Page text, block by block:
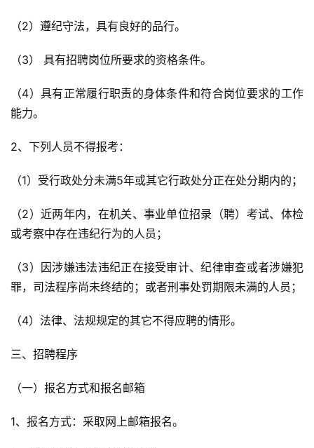
（2）遵纪守法，具有良好的品行。
（3） 具有招聘岗位所要求的资格条件。
（4）具有正常履行职责的身体条件和符合岗位要求的工作
能力。
2、下列人员不得报考：
（1）受行政处分未满5年或其它行政处分正在处分期内的；
（2）近两年内，在机关、事业单位招录（聘）考试、体检
或考察中存在违纪行为的人员；
（3）因涉嫌违法违纪正在接受审计、纪律审查或者涉嫌犯
罪，司法程序尚未终结的；或者刑事处罚期限未满的人员；
（4）法律、法规规定的其它不得应聘的情形。
三、招聘程序
（一）报名方式和报名邮箱
1、报名方式：采取网上邮箱报名。